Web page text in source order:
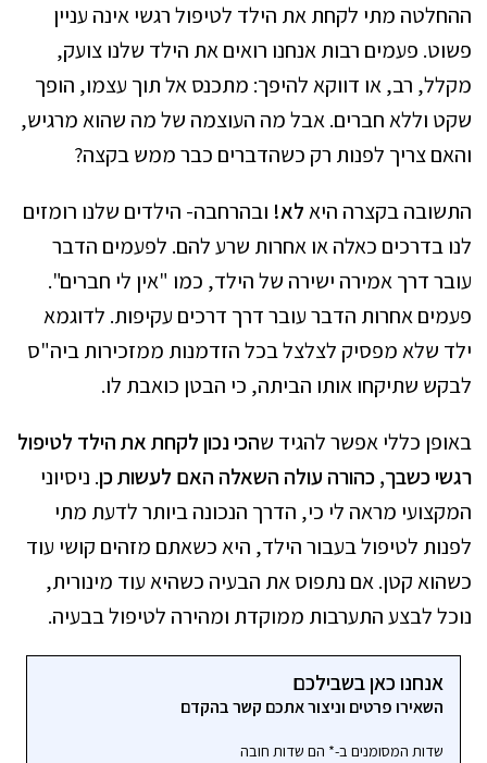
ההחלטה מתי לקחת את הילד לטיפול רגשי אינה עניין
פשוט. פעמים רבות אנחנו רואים את הילד שלנו צועק,
מקלל, רב, או דווקא להיפך: מתכנס אל תוך עצמו, הופך
שקט וללא חברים. אבל מה העוצמה של מה שהוא מרגיש,
והאם צריך לפנות רק כשהדברים כבר ממש בקצה?
התשובה בקצרה היאלא! ובהרחבה- הילדים שלנו רומזים
לנו בדרכים כאלה או אחרות שרע להם. לפעמים הדבר
עובר דרך אמירה ישירה של הילד, כמו "אין לי חברים".
פעמים אחרות הדבר עובר דרך דרכים עקיפות. לדוגמא
ילד שלא מפסיק לצלצל בכל הזדמנות ממזכירות ביה"ס
לבקש שתיקחו אותו הביתה, כי הבטן כואבת לו.
באופן כללי אפשר להגיד שהכי נכון לקחת את הילד לטיפול
רגשי כשבך, כהורה עולה השאלה האם לעשות כן. ניסיוני
המקצועי מראה לי כי, הדרך הנכונה ביותר לדעת מתי
לפנות לטיפול בעבור הילד, היא כשאתם מזהים קושי עוד
כשהוא קטן. אם נתפוס את הבעיה כשהיא עוד מינורית,
נוכל לבצע התערבות ממוקדת ומהירה לטיפול בבעיה.
אנחנו כאן בשבילכם
השאירו פרטים וניצור אתכם קשר בהקדם
שדות המסומנים ב-* הם שדות חובה